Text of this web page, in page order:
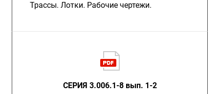
Трассы. Лотки. Рабочие чертежи.
СЕРИЯ 3.006.1-8 вып. 1-2